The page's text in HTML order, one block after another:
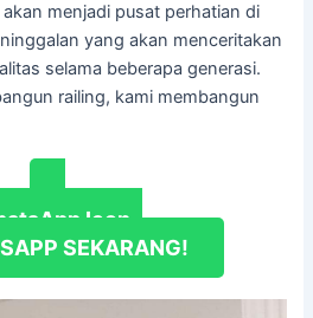
menjadi pusat perhatian di
yang akan menceritakan
selama beberapa generasi.
railing, kami membangun
SEKARANG!